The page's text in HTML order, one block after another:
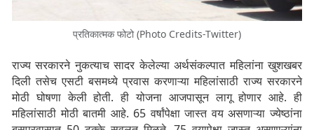
प्रतिकात्मक फोटो (Photo Credits-Twitter)
राज्य सरकारने नुकत्याच सादर केलेल्या अर्थसंकल्पात महिलांना खुशखबर
दिली तसेच एसटी बसमध्ये प्रवास करणाऱ्या महिलांसाठी राज्य सरकारने
मोठी घोषणा केली होती. ही योजना आजपासून लागू होणार आहे. ही
महिलांसाठी मोठी बातमी आहे. 65 वर्षांपेक्षा जास्त वय असणाऱ्या ज्येष्ठांना